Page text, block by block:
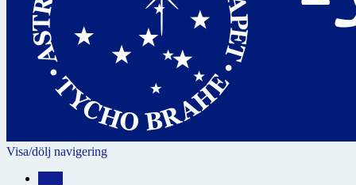
Visa/dölj navigering